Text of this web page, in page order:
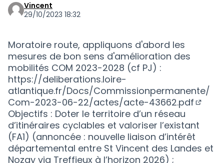
Vincent
29/10/2023 18:32
Moratoire route, appliquons d'abord les
mesures de bon sens d'amélioration des
mobilités COM 2023-2028 (cf PJ) :
https://deliberations.loire-
atlantique.fr/Docs/Commissionpermanente/
Com-2023-06-22/actes/acte-43662.pdf
Objectifs : Doter le territoire d’un réseau
d’itinéraires cyclables et valoriser l’existant
(FA1) (annoncée : nouvelle liaison d’intérêt
départemental entre St Vincent des Landes et
Nozay via Treffieux à l’horizon 2026) ;